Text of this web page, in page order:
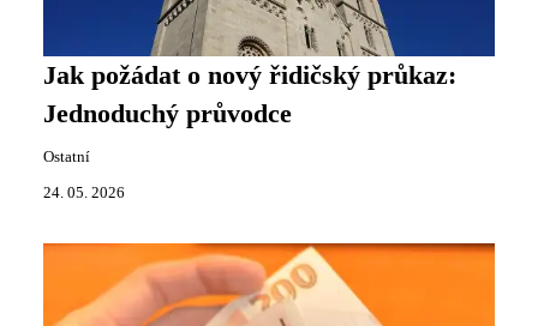
Jak požádat o nový řidičský průkaz:
Jednoduchý průvodce
Ostatní
24. 05. 2026